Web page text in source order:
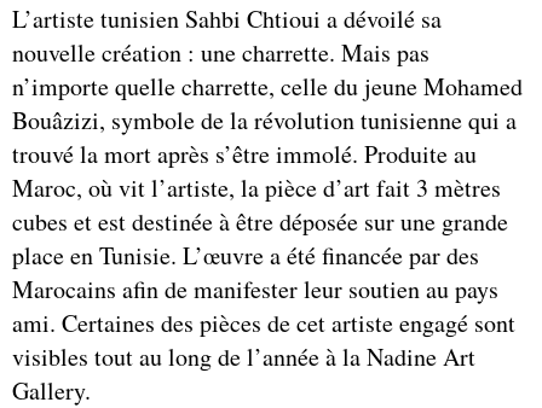
L’artiste tunisien Sahbi Chtioui a dévoilé sa
nouvelle création : une charrette. Mais pas
n’importe quelle charrette, celle du jeune Mohamed
Bouâzizi, symbole de la révolution tunisienne qui a
trouvé la mort après s’être immolé. Produite au
Maroc, où vit l’artiste, la pièce d’art fait 3 mètres
cubes et est destinée à être déposée sur une grande
place en Tunisie. L’œuvre a été financée par des
Marocains afin de manifester leur soutien au pays
ami. Certaines des pièces de cet artiste engagé sont
visibles tout au long de l’année à la Nadine Art
Gallery.